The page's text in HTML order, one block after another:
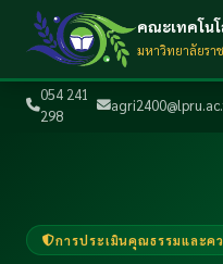
054 241
298
คณะเทคโน
มหาวิทยาลัยรา
การประเมินคุณธรรมและค